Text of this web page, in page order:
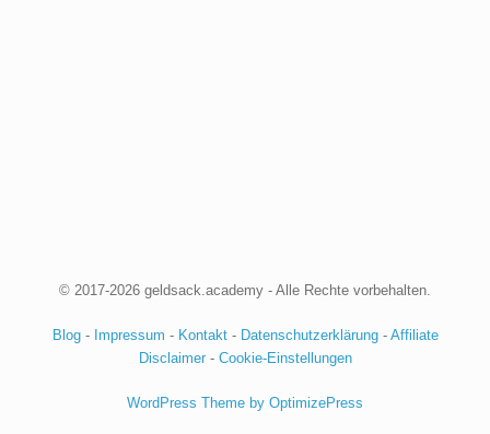
© 2017-2026 geldsack.academy - Alle Rechte vorbehalten.
Blog- Impressum - Kontakt- Datenschutzerklärung- Affiliate
Disclaimer- Cookie-Einstellungen
WordPress Theme by OptimizePress